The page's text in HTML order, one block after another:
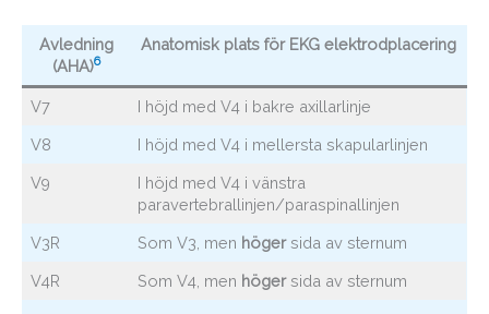
Avledning
(AHA)6
Anatomisk platsför EKG elektrodplacering
V7 I höjd med V4 i bakre axillarlinje
V8 I höjd med V4 i mellersta skapularlinjen
V9
I höjd med V4 i vänstra
paravertebrallinjen/paraspinallinjen
V3R Som V3, men högersida av sternum
V4R Som V4, men högersida av sternum